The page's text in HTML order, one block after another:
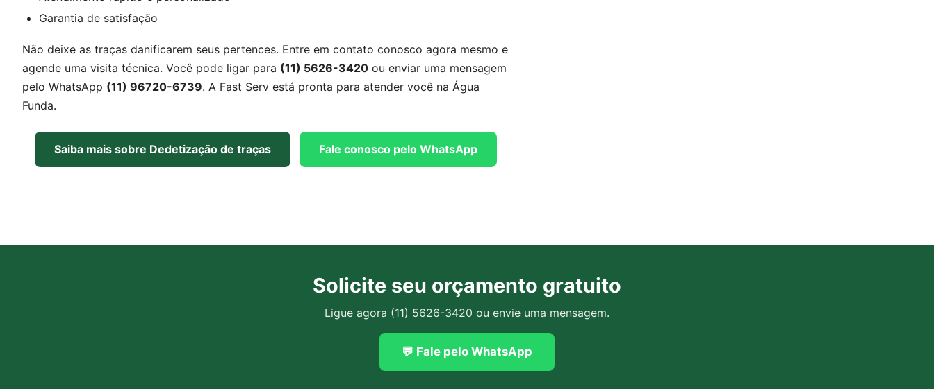
Garantia de satisfação
Não deixe as traças danificarem seus pertences. Entre em contato conosco agora mesmo e
agende uma visita técnica. Você pode ligar para (11) 5626-3420 ou enviar uma mensagem
pelo WhatsApp (11) 96720-6739. A Fast Serv está pronta para atender você na Água
Funda.
Saiba mais sobre Dedetização de traças Fale conosco pelo WhatsApp
Solicite seu orçamento gratuito
Ligue agora (11) 5626-3420 ou envie uma mensagem.
💬 Fale pelo WhatsApp